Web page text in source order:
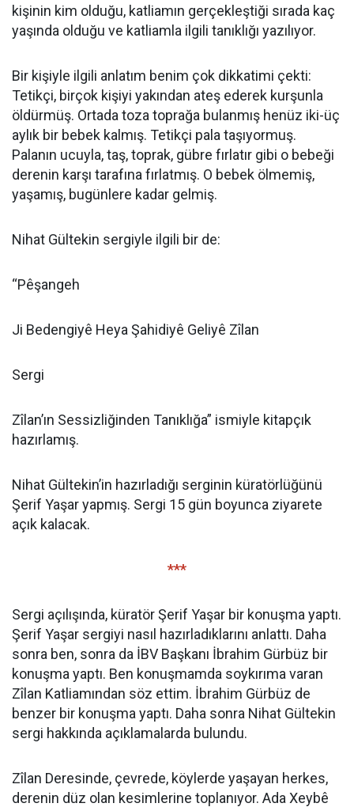
kişinin kim olduğu, katliamın gerçekleştiği sırada kaç
yaşında olduğu ve katliamla ilgili tanıklığı yazılıyor.
Bir kişiyle ilgili anlatım benim çok dikkatimi çekti:
Tetikçi, birçok kişiyi yakından ateş ederek kurşunla
öldürmüş. Ortada toza toprağa bulanmış henüz iki-üç
aylık bir bebek kalmış. Tetikçi pala taşıyormuş.
Palanın ucuyla, taş, toprak, gübre fırlatır gibi o bebeği
derenin karşı tarafına fırlatmış. O bebek ölmemiş,
yaşamış, bugünlere kadar gelmiş.
Nihat Gültekin sergiyle ilgili bir de:
“Pêşangeh
Ji Bedengiyê Heya Şahidiyê Geliyê Zîlan
Sergi
Zîlan’ın Sessizliğinden Tanıklığa” ismiyle kitapçık
hazırlamış.
Nihat Gültekin’in hazırladığı serginin küratörlüğünü
Şerif Yaşar yapmış. Sergi 15 gün boyunca ziyarete
açık kalacak.
***
Sergi açılışında, küratör Şerif Yaşar bir konuşma yaptı.
Şerif Yaşar sergiyi nasıl hazırladıklarını anlattı. Daha
sonra ben, sonra da İBV Başkanı İbrahim Gürbüz bir
konuşma yaptı. Ben konuşmamda soykırıma varan
Zîlan Katliamından söz ettim. İbrahim Gürbüz de
benzer bir konuşma yaptı. Daha sonra Nihat Gültekin
sergi hakkında açıklamalarda bulundu.
Zîlan Deresinde, çevrede, köylerde yaşayan herkes,
derenin düz olan kesimlerine toplanıyor. Ada Xeybê